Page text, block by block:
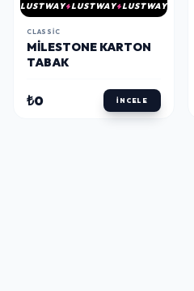
LUSTWAY LUSTWAY LUSTWAY
CLASSIC
MILESTONE KARTON
TABAK
₺0 İNCELE